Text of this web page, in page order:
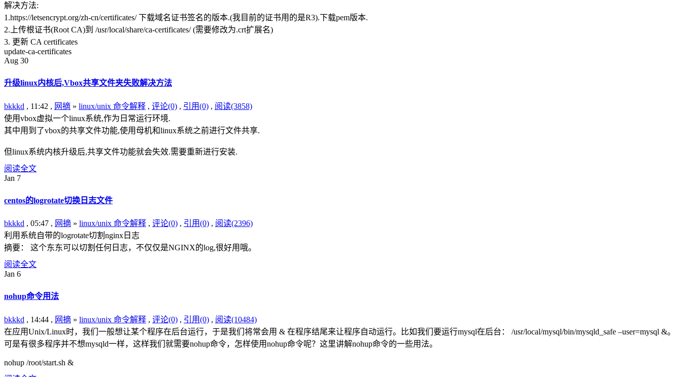
解决方法:
1.https://letsencrypt.org/zh-cn/certificates/ 下载域名证书签名的版本.(我目前的证书用的是R3).下载pem版本.
2.上传根证书(Root CA)到 /usr/local/share/ca-certificates/ (需要修改为.crt扩展名)
3. 更新 CA certificates
update-ca-certificates
Aug 30
升级linux内核后,Vbox共享文件夹失败解决方法
bkkkd , 11:42 , 网摘 » linux/unix 命令解释 , 评论(0) , 引用(0) , 阅读(3858)
使用vbox虚拟一个linux系统,作为日常运行环境.
其中用到了vbox的共享文件功能,使用母机和linux系统之前进行文件共享.
但linux系统内核升级后,共享文件功能就会失效.需要重新进行安装.
阅读全文
Jan 7
centos的logrotate切换日志文件
bkkkd , 05:47 , 网摘 » linux/unix 命令解释 , 评论(0) , 引用(0) , 阅读(2396)
利用系统自带的logrotate切割nginx日志
摘要： 这个东东可以切割任何日志，不仅仅是NGINX的log,很好用哦。
阅读全文
Jan 6
nohup命令用法
bkkkd , 14:44 , 网摘 » linux/unix 命令解释 , 评论(0) , 引用(0) , 阅读(10484)
在应用Unix/Linux时，我们一般想让某个程序在后台运行，于是我们将常会用 & 在程序结尾来让程序自动运行。比如我们要运行mysql在后台： /usr/local/mysql/bin/mysqld_safe –user=mysql &。
可是有很多程序并不想mysqld一样，这样我们就需要nohup命令，怎样使用nohup命令呢？这里讲解nohup命令的一些用法。
nohup /root/start.sh &